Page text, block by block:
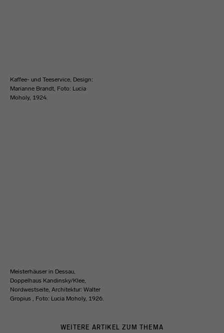
Kaffee- und Teeservice, Design:
Marianne Brandt, Foto: Lucia
Moholy, 1924.
Meisterhäuser in Dessau,
Doppelhaus Kandinsky/Klee,
Nordwestseite, Architektur: Walter
Gropius , Foto: Lucia Moholy, 1926.
WEITERE ARTIKEL ZUM THEMA